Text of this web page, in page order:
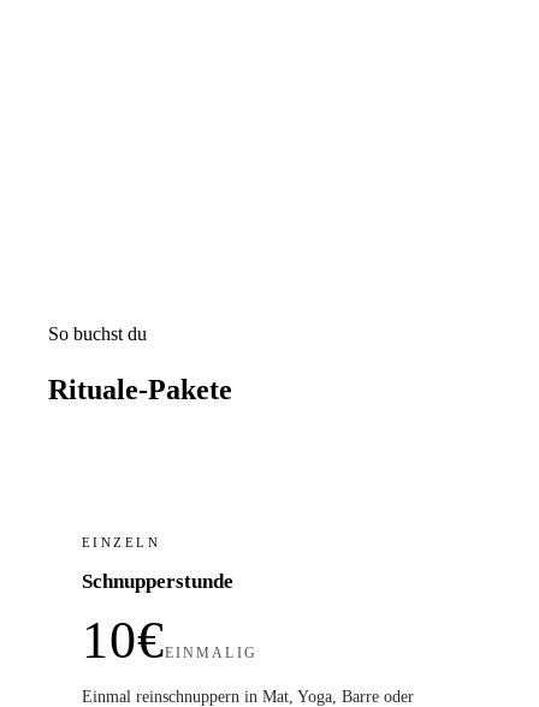
So buchst du
Rituale-Pakete
EINZELN
Schnupperstunde
10€EINMALIG
Einmal reinschnuppern in Mat, Yoga, Barre oder